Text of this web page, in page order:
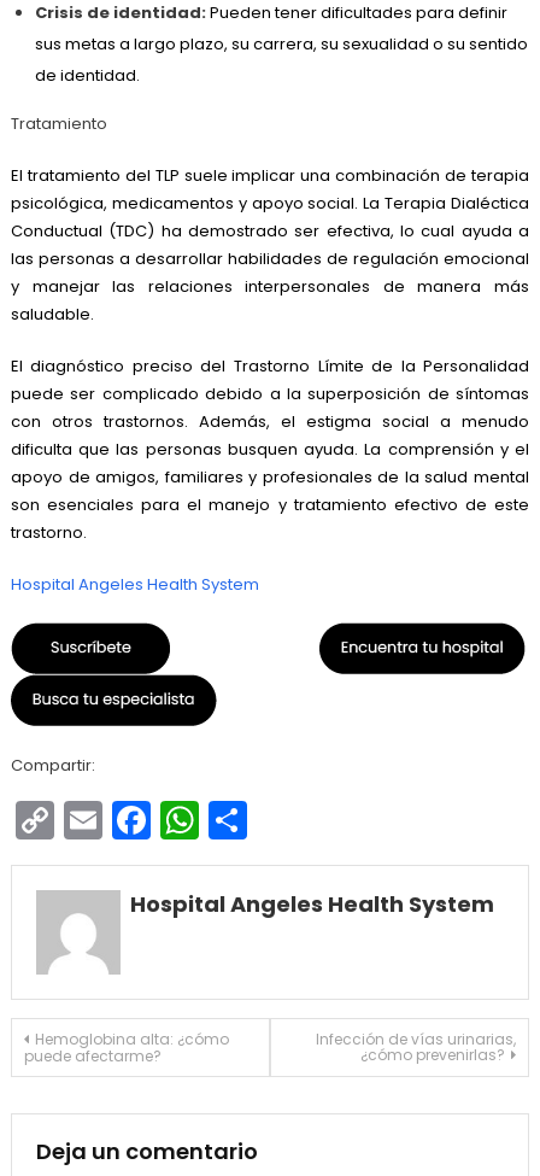
Crisis de identidad:Pueden tener dificultades para definir
sus metas a largo plazo, su carrera, su sexualidad o su sentido
de identidad.
Tratamiento
El tratamiento del TLP suele implicar una combinación de terapia
psicológica, medicamentos y apoyo social. La Terapia Dialéctica
Conductual (TDC) ha demostrado ser efectiva, lo cual ayuda a
las personas a desarrollar habilidades de regulación emocional
y manejar las relaciones interpersonales de manera más
saludable.
El diagnóstico preciso del Trastorno Límite de la Personalidad
puede ser complicado debido a la superposición de síntomas
con otros trastornos. Además, el estigma social a menudo
dificulta que las personas busquen ayuda. La comprensión y el
apoyo de amigos, familiares y profesionales de la salud mental
son esenciales para el manejo y tratamiento efectivo de este
trastorno.
Hospital Angeles Health System
Compartir:
Copy
Link
EmailFacebook
WhatsApp
Compartir
Hospital Angeles Health System
Navegación
de
Hemoglobina alta: ¿cómo
puede afectarme?
Infección de vías urinarias,
¿cómo prevenirlas?
Deja un comentario